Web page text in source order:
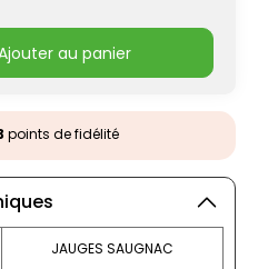
ajouter au panier
points de fidélité
JAUGES SAUGNAC